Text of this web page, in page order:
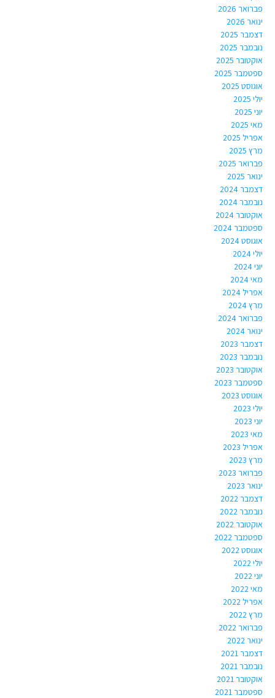
פברואר 2026
ינואר 2026
דצמבר 2025
נובמבר 2025
אוקטובר 2025
ספטמבר 2025
אוגוסט 2025
יולי 2025
יוני 2025
מאי 2025
אפריל 2025
מרץ 2025
פברואר 2025
ינואר 2025
דצמבר 2024
נובמבר 2024
אוקטובר 2024
ספטמבר 2024
אוגוסט 2024
יולי 2024
יוני 2024
מאי 2024
אפריל 2024
מרץ 2024
פברואר 2024
ינואר 2024
דצמבר 2023
נובמבר 2023
אוקטובר 2023
ספטמבר 2023
אוגוסט 2023
יולי 2023
יוני 2023
מאי 2023
אפריל 2023
מרץ 2023
פברואר 2023
ינואר 2023
דצמבר 2022
נובמבר 2022
אוקטובר 2022
ספטמבר 2022
אוגוסט 2022
יולי 2022
יוני 2022
מאי 2022
אפריל 2022
מרץ 2022
פברואר 2022
ינואר 2022
דצמבר 2021
נובמבר 2021
אוקטובר 2021
ספטמבר 2021